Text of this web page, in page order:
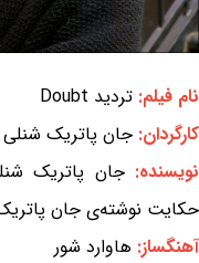
نام فیلم: تردید Doubt
کارگردان: جان پاتریک شنلی
نویسنده:جان پاتریک
حکایت نوشته‌ی جان
آهنگساز: هاوارد شور